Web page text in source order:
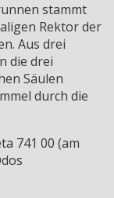
stammt
Rektor der
Aus drei
die drei
Säulen
durch die
741 00 (am